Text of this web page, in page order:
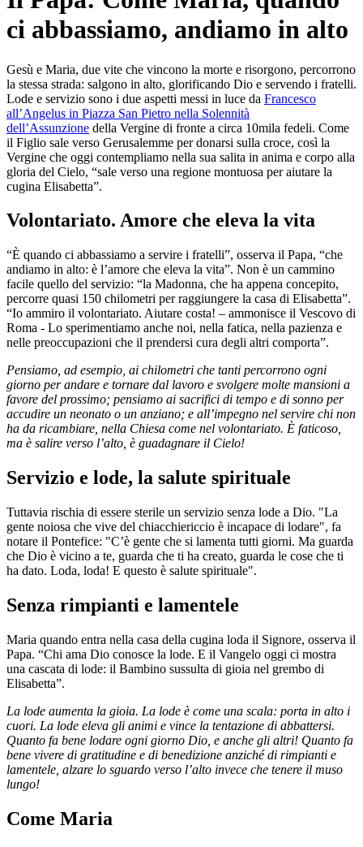
ci abbassiamo, andiamo in alto
Gesù e Maria, due vite che vincono la morte e risorgono, percorrono
la stessa strada: salgono in alto, glorificando Dio e servendo i fratelli.
Lode e servizio sono i due aspetti messi in luce da Francesco
all’Angelus in Piazza San Pietro nella Solennità
dell’Assunzione della Vergine di fronte a circa 10mila fedeli. Come
il Figlio sale verso Gerusalemme per donarsi sulla croce, così la
Vergine che oggi contempliamo nella sua salita in anima e corpo alla
gloria del Cielo, “sale verso una regione montuosa per aiutare la
cugina Elisabetta”.
Volontariato. Amore che eleva la vita
“È quando ci abbassiamo a servire i fratelli”, osserva il Papa, “che
andiamo in alto: è l’amore che eleva la vita”. Non è un cammino
facile quello del servizio: “la Madonna, che ha appena concepito,
percorre quasi 150 chilometri per raggiungere la casa di Elisabetta”.
“Io ammiro il volontariato. Aiutare costa! – ammonisce il Vescovo di
Roma - Lo sperimentiamo anche noi, nella fatica, nella pazienza e
nelle preoccupazioni che il prendersi cura degli altri comporta”.
Pensiamo, ad esempio, ai chilometri che tanti percorrono ogni
giorno per andare e tornare dal lavoro e svolgere molte mansioni a
favore del prossimo; pensiamo ai sacrifici di tempo e di sonno per
accudire un neonato o un anziano; e all’impegno nel servire chi non
ha da ricambiare, nella Chiesa come nel volontariato. È faticoso,
ma è salire verso l’alto, è guadagnare il Cielo!
Servizio e lode, la salute spirituale
Tuttavia rischia di essere sterile un servizio senza lode a Dio. "La
gente noiosa che vive del chiacchiericcio è incapace di lodare", fa
notare il Pontefice: "C’è gente che si lamenta tutti giorni. Ma guarda
che Dio è vicino a te, guarda che ti ha creato, guarda le cose che ti
ha dato. Loda, loda! E questo è salute spirituale".
Senza rimpianti e lamentele
Maria quando entra nella casa della cugina loda il Signore, osserva il
Papa. “Chi ama Dio conosce la lode. E il Vangelo oggi ci mostra
una cascata di lode: il Bambino sussulta di gioia nel grembo di
Elisabetta”.
La lode aumenta la gioia. La lode è come una scala: porta in alto i
cuori. La lode eleva gli animi e vince la tentazione di abbattersi.
Quanto fa bene lodare ogni giorno Dio, e anche gli altri! Quanto fa
bene vivere di gratitudine e di benedizione anziché di rimpianti e
lamentele, alzare lo sguardo verso l’alto invece che tenere il muso
lungo!
Come Maria